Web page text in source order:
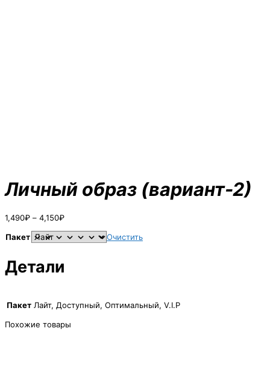
Личный образ (вариант-2)
1,490₽ – 4,150₽Диапазон
1,490₽
–
Пакет Очистить
Детали
Пакет Лайт, Доступный, Оптимальный, V.I.P
Похожие товары